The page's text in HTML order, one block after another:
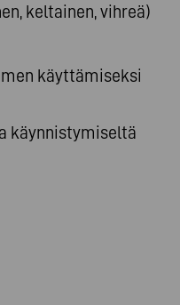
keltainen, vihreä)
käyttämiseksi
käynnistymiseltä